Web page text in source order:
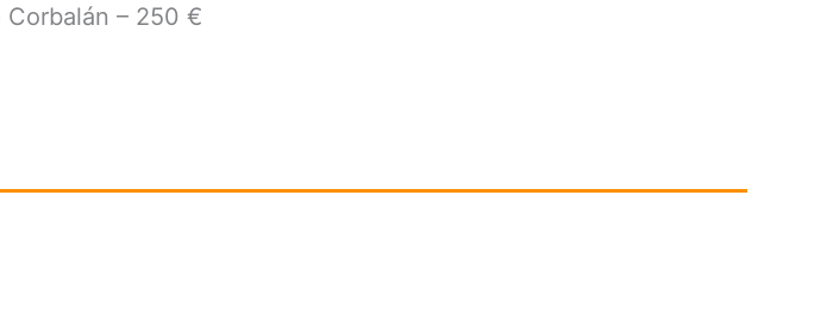
Corbalán – 250 €